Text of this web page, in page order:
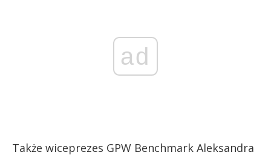
ad
Także wiceprezes GPW Benchmark Aleksandra